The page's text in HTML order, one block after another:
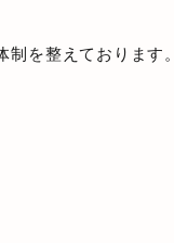
を整えております。